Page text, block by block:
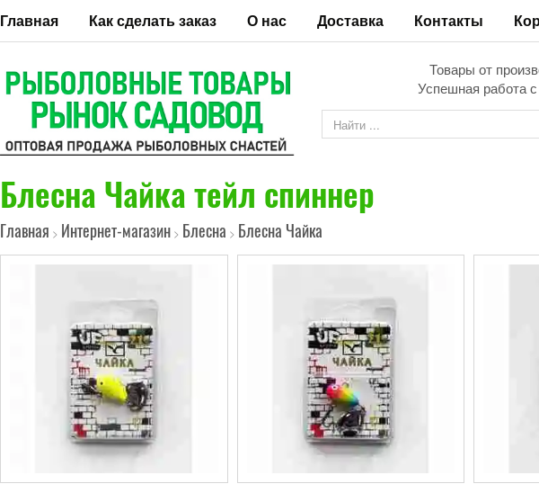
Главная Как сделать заказ О нас Доставка Контакты
Товары от
Успешная работа с
Блесна Чайка тейл спиннер
Главная > Интернет-магазин > Блесна > Блесна Чайка